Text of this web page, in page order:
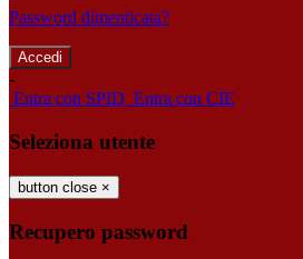
Password dimenticata?
-
Entra con SPID Entra con CIE
Seleziona utente
button close ×
Recupero password